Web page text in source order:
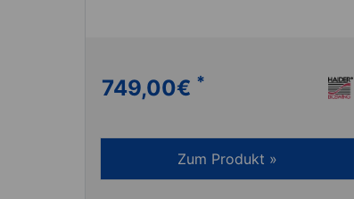
749,00€ *
Zum Produkt »